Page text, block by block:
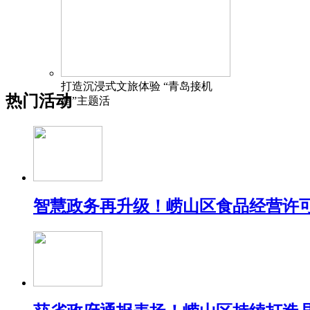
打造沉浸式文旅体验 “青岛接机
酒”主题活
热门活动
智慧政务再升级！崂山区食品经营许